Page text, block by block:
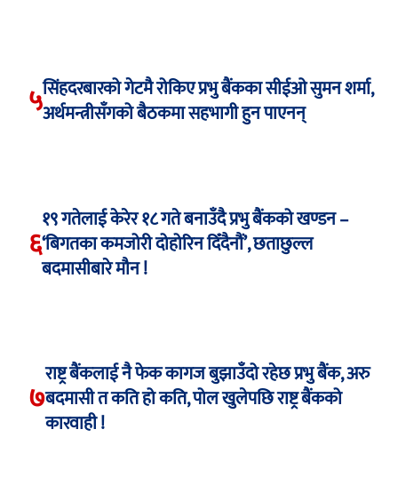
५सिंहदरबारको गेटमै रोकिए प्रभु बैंकका सीईओ सुमन शर्मा,
अर्थमन्त्रीसँगको बैठकमा सहभागी हुन पाएनन्
६
१९ गतेलाई केरेर १८ गते बनाउँदै प्रभु बैंकको खण्डन –
‘बिगतका कमजोरी दोहोरिन दिँदैनौं’, छताछुल्ल
बदमासीबारे मौन !
७
राष्ट्र बैंकलाई नै फेक कागज बुझाउँदो रहेछ प्रभु बैंक, अरु
बदमासी त कति हो कति, पोल खुलेपछि राष्ट्र बैंकको
कारवाही !